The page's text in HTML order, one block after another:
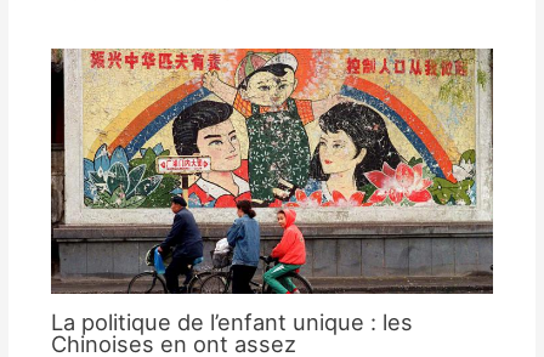
La politique de l’enfant unique : les
Chinoises en ont assez